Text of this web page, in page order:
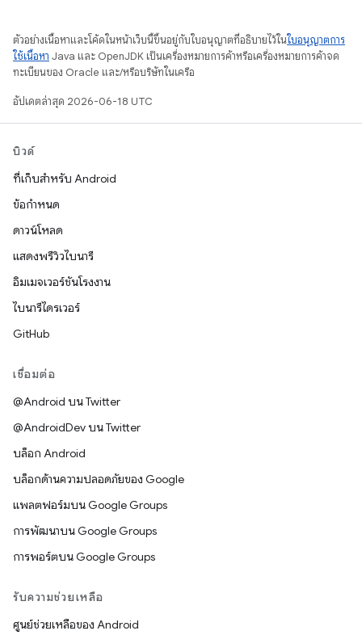
ตัวอย่างเนื้อหาและโค้ดในหน้าเว็บนี้ขึ้นอยู่กับใบอนุญาตที่อธิบายไว้ในใบอนุญาตการ
ใช้เนื้อหา Java และ OpenJDK เป็นเครื่องหมายการค้าหรือเครื่องหมายการค้าจด
ทะเบียนของ Oracle และ/หรือบริษัทในเครือ
อัปเดตล่าสุด 2026-06-18 UTC
บิวด์
ที่เก็บสำหรับ Android
ข้อกำหนด
ดาวน์โหลด
แสดงพรีวิวไบนารี
อิมเมจเวอร์ชันโรงงาน
ไบนารีไดรเวอร์
GitHub
เชื่อมต่อ
@Android บน Twitter
@AndroidDev บน Twitter
บล็อก Android
บล็อกด้านความปลอดภัยของ Google
แพลตฟอร์มบน Google Groups
การพัฒนาบน Google Groups
การพอร์ตบน Google Groups
รับความช่วยเหลือ
ศูนย์ช่วยเหลือของ Android